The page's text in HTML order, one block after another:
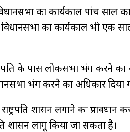
का कार्यकाल पांच साल
का कार्यकाल भी एक
के पास लोकसभा भंग करने
भंग करने का अधिकार दिया
शासन लगाने का प्रावधान
शासन लागू किया जा सकता है।